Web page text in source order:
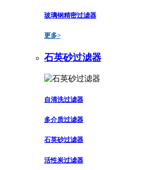
玻璃钢精密过滤器
更多>
石英砂过滤器
自清洗过滤器
多介质过滤器
石英砂过滤器
活性炭过滤器